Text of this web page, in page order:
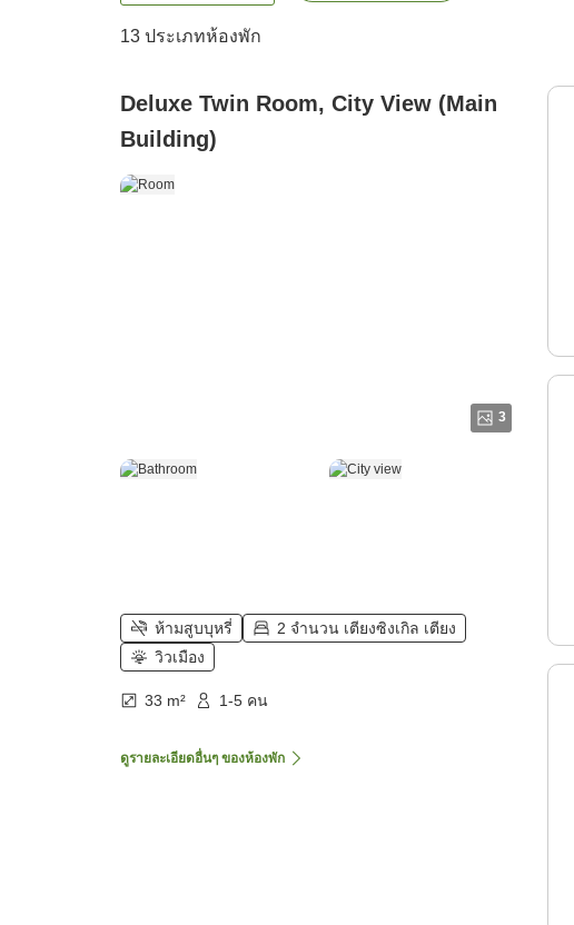
13 ประเภทห้องพัก
Deluxe Twin Room, City View (Main
Building)
3
ห้ามสูบบุหรี่
2 จำนวน เตียงซิงเกิล เตียง
วิวเมือง
33 m² 1-5 คน
ดูรายละเอียดอื่นๆ ของห้องพัก